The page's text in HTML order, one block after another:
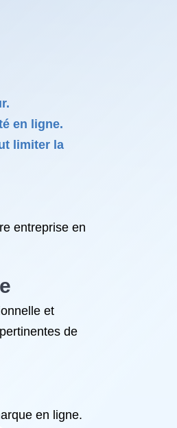
en ligne.
limiter la
entreprise en
et
de
en ligne.